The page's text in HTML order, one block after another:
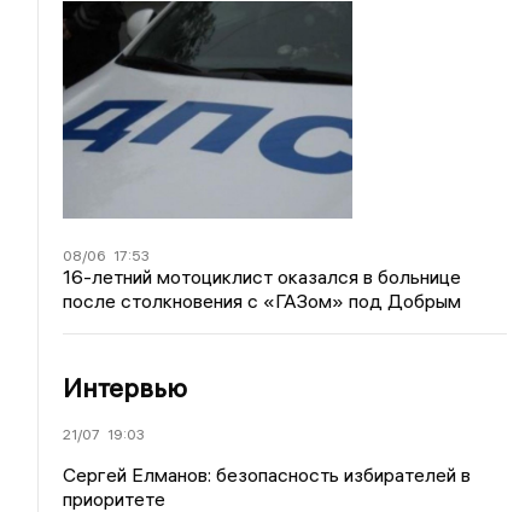
08/06 17:53
16-летний мотоциклист оказался в больнице
после столкновения с «ГАЗом» под Добрым
Интервью
21/07 19:03
Сергей Елманов: безопасность избирателей в
приоритете